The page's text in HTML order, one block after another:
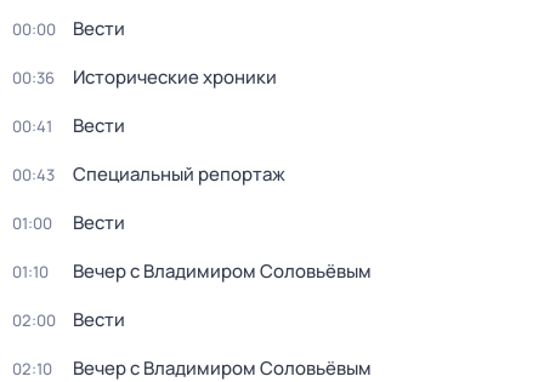
00:00 Вести
00:36 Исторические хроники
00:41 Вести
00:43 Специальный репортаж
01:00 Вести
01:10 Вечер с Владимиром Соловьёвым
02:00 Вести
02:10 Вечер с Владимиром Соловьёвым